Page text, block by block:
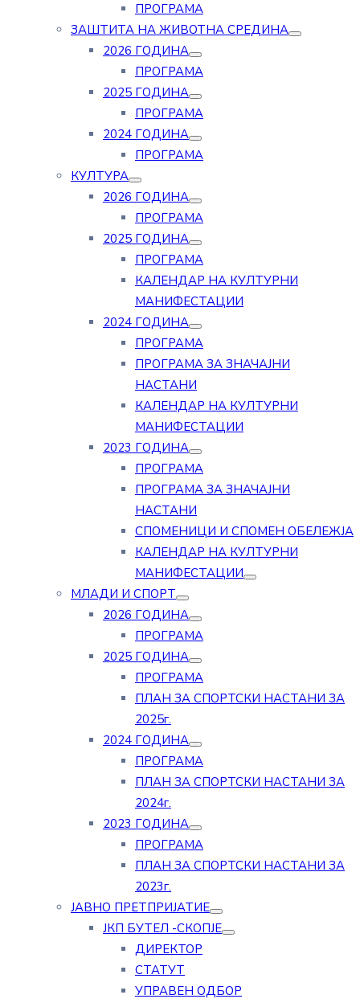
ПРОГРАМА
ЗАШТИТА НА ЖИВОТНА СРЕДИНА
2026 ГОДИНА
ПРОГРАМА
2025 ГОДИНА
ПРОГРАМА
2024 ГОДИНА
ПРОГРАМА
КУЛТУРА
2026 ГОДИНА
ПРОГРАМА
2025 ГОДИНА
ПРОГРАМА
КАЛЕНДАР НА КУЛТУРНИ
МАНИФЕСТАЦИИ
2024 ГОДИНА
ПРОГРАМА
ПРОГРАМА ЗА ЗНАЧАЈНИ
НАСТАНИ
КАЛЕНДАР НА КУЛТУРНИ
МАНИФЕСТАЦИИ
2023 ГОДИНА
ПРОГРАМА
ПРОГРАМА ЗА ЗНАЧАЈНИ
НАСТАНИ
СПОМЕНИЦИ И СПОМЕН ОБЕЛЕЖЈА
КАЛЕНДАР НА КУЛТУРНИ
МАНИФЕСТАЦИИ
МЛАДИ И СПОРТ
2026 ГОДИНА
ПРОГРАМА
2025 ГОДИНА
ПРОГРАМА
ПЛАН ЗА СПОРТСКИ НАСТАНИ ЗА
2025г.
2024 ГОДИНА
ПРОГРАМА
ПЛАН ЗА СПОРТСКИ НАСТАНИ ЗА
2024г.
2023 ГОДИНА
ПРОГРАМА
ПЛАН ЗА СПОРТСКИ НАСТАНИ ЗА
2023г.
ЈАВНО ПРЕТПРИЈАТИЕ
ЈКП БУТЕЛ -СКОПЈЕ
ДИРЕКТОР
СТАТУТ
УПРАВЕН ОДБОР